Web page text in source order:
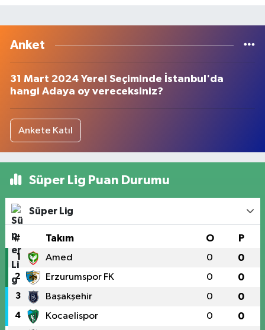
Anket
31 Mart 2024 Yerel Seçiminde İstanbul'da
hangi Adaya oy vereceksiniz?
Ankete Katıl
Süper Lig Puan Durumu
Süper Lig
# Takım O P
1 Amed 0 0
2 Erzurumspor FK 0 0
3 Başakşehir 0 0
4 Kocaelispor 0 0